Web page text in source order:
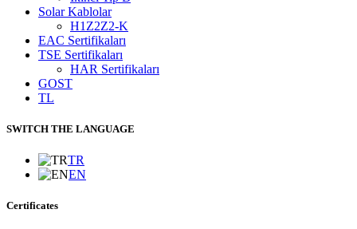
Solar Kablolar
H1Z2Z2-K
EAC Sertifikaları
TSE Sertifikaları
HAR Sertifikaları
GOST
TL
SWITCH THE LANGUAGE
TR
EN
Certificates